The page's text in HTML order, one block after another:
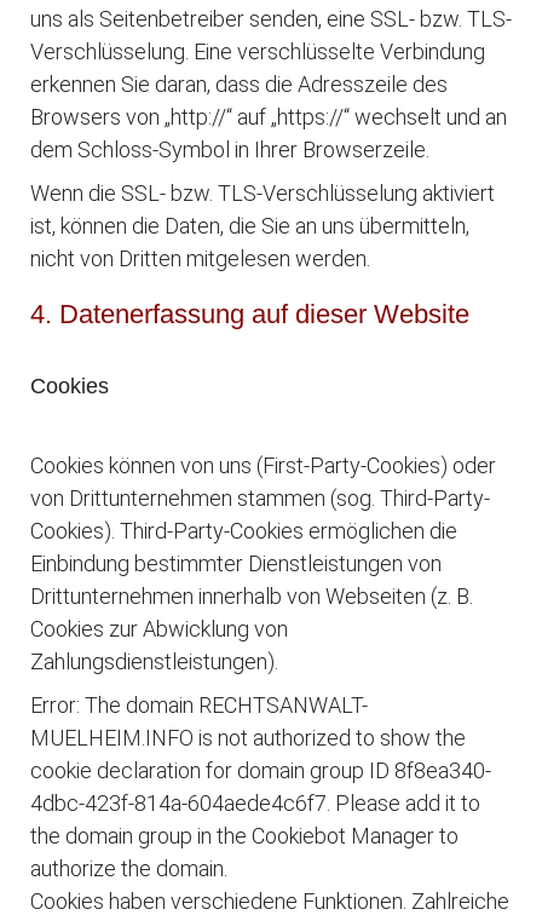
uns als Seitenbetreiber senden, eine SSL- bzw. TLS-
Verschlüsselung. Eine verschlüsselte Verbindung
erkennen Sie daran, dass die Adresszeile des
Browsers von „http://“ auf „https://“ wechselt und an
dem Schloss-Symbol in Ihrer Browserzeile.
Wenn die SSL- bzw. TLS-Verschlüsselung aktiviert
ist, können die Daten, die Sie an uns übermitteln,
nicht von Dritten mitgelesen werden.
4. Datenerfassung auf dieser Website
Cookies
Cookies können von uns (First-Party-Cookies) oder
von Drittunternehmen stammen (sog. Third-Party-
Cookies). Third-Party-Cookies ermöglichen die
Einbindung bestimmter Dienstleistungen von
Drittunternehmen innerhalb von Webseiten (z. B.
Cookies zur Abwicklung von
Zahlungsdienstleistungen).
Error: The domain RECHTSANWALT-
MUELHEIM.INFO is not authorized to show the
cookie declaration for domain group ID 8f8ea340-
4dbc-423f-814a-604aede4c6f7. Please add it to
the domain group in the Cookiebot Manager to
authorize the domain.
Cookies haben verschiedene Funktionen. Zahlreiche